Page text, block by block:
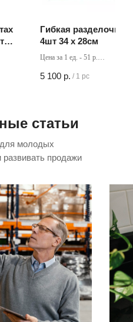
Гибкая разделочная
4шт 34 х 28см
Цена за 1 ед. - 51 р.
5 100 р. / 1 pc
статьи
молодых
продажи